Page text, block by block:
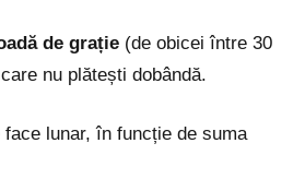
de grație (de obicei între 30
nu plătești dobândă.
face lunar, în funcție de suma